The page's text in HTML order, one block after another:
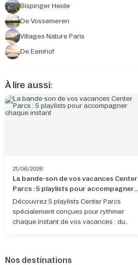
Bispinger Heide
De Vossemeren
Villages Nature Paris
De Eemhof
À lire aussi:
21/06/2026
La bande-son de vos vacances Center
Parcs : 5 playlists pour accompagner
chaque instant
Découvrez 5 playlists Center Parcs
spécialement conçues pour rythmer
chaque instant de vos vacances : du
Nos destinations